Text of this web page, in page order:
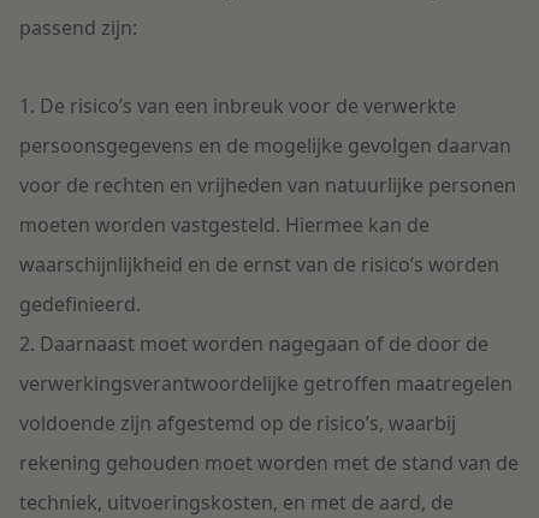
passend zijn:
1. De risico’s van een inbreuk voor de verwerkte
persoonsgegevens en de mogelijke gevolgen daarvan
voor de rechten en vrijheden van natuurlijke personen
moeten worden vastgesteld. Hiermee kan de
waarschijnlijkheid en de ernst van de risico’s worden
gedefinieerd.
2. Daarnaast moet worden nagegaan of de door de
verwerkingsverantwoordelijke getroffen maatregelen
voldoende zijn afgestemd op de risico’s, waarbij
rekening gehouden moet worden met de stand van de
techniek, uitvoeringskosten, en met de aard, de